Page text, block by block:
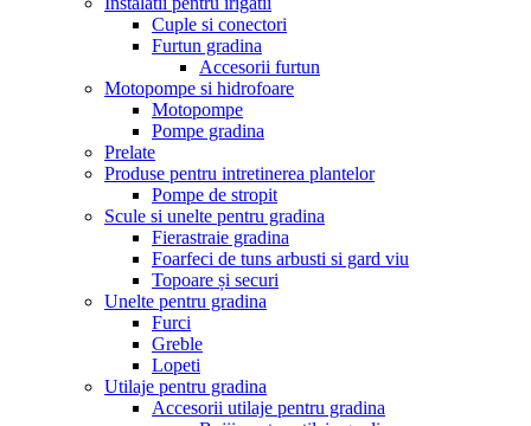
Cuple si conectori
Furtun gradina
Accesorii furtun
Motopompe si hidrofoare
Motopompe
Pompe gradina
Prelate
Produse pentru intretinerea plantelor
Pompe de stropit
Scule si unelte pentru gradina
Fierastraie gradina
Foarfeci de tuns arbusti si gard viu
Topoare și securi
Unelte pentru gradina
Furci
Greble
Lopeti
Utilaje pentru gradina
Accesorii utilaje pentru gradina